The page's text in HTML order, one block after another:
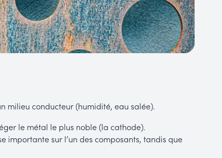
milieu conducteur (humidité, eau salée).
le métal le plus noble (la cathode).
importante sur l’un des composants, tandis que